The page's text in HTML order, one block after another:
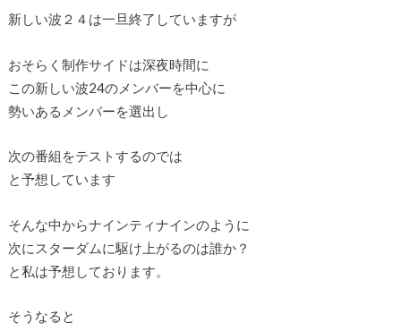
新しい波２４は一旦終了していますが
おそらく制作サイドは深夜時間に
この新しい波24のメンバーを中心に
勢いあるメンバーを選出し
次の番組をテストするのでは
と予想しています
そんな中からナインティナインのように
次にスターダムに駆け上がるのは誰か？
と私は予想しております。
そうなると